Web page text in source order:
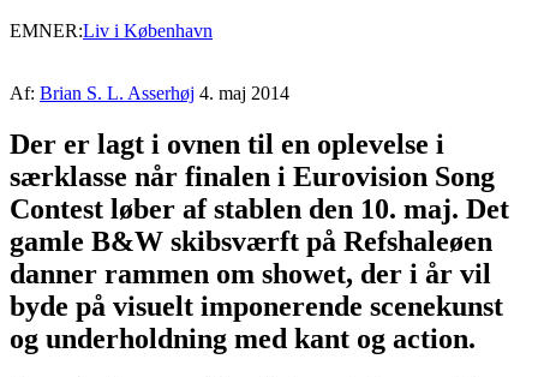
EMNER:Liv i København
Af: Brian S. L. Asserhøj 4. maj 2014
Der er lagt i ovnen til en oplevelse i
særklasse når finalen i Eurovision Song
Contest løber af stablen den 10. maj. Det
gamle B&W skibsværft på Refshaleøen
danner rammen om showet, der i år vil
byde på visuelt imponerende scenekunst
og underholdning med kant og action.